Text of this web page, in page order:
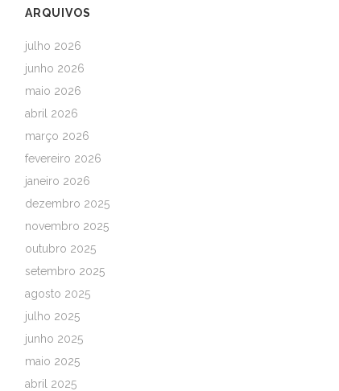
ARQUIVOS
julho 2026
junho 2026
maio 2026
abril 2026
março 2026
fevereiro 2026
janeiro 2026
dezembro 2025
novembro 2025
outubro 2025
setembro 2025
agosto 2025
julho 2025
junho 2025
maio 2025
abril 2025